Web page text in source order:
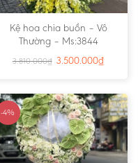
Kệ hoa chia buồn – Vô
Thường – Ms:3844
3.810.000₫ 3.500.000₫
-4%